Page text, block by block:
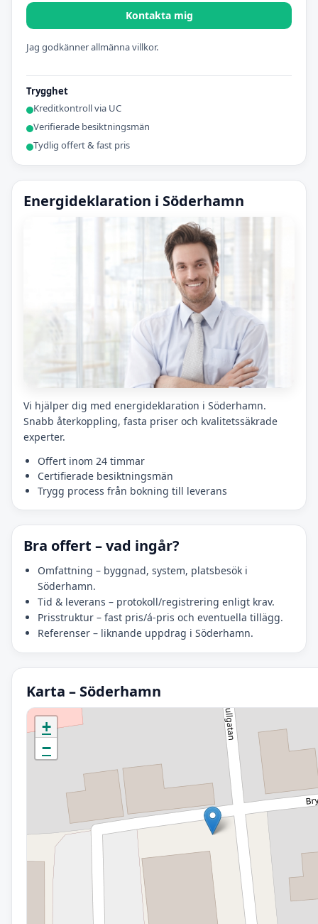
Kontakta mig
Jag godkänner allmänna villkor.
Trygghet
Kreditkontroll via UC
Verifierade besiktningsmän
Tydlig offert & fast pris
Energideklaration i Söderhamn
Vi hjälper dig med energideklaration i Söderhamn.
Snabb återkoppling, fasta priser och kvalitetssäkrade
experter.
Offert inom 24 timmar
Certifierade besiktningsmän
Trygg process från bokning till leverans
Bra offert – vad ingår?
Omfattning – byggnad, system, platsbesök i
Söderhamn.
Tid & leverans – protokoll/registrering enligt krav.
Prisstruktur – fast pris/á-pris och eventuella tillägg.
Referenser – liknande uppdrag i Söderhamn.
Karta – Söderhamn
Initierar karta…
+
−